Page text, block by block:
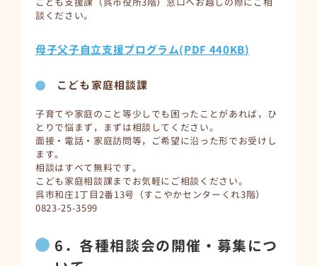
談ください。
母子父子自立支援プログラム(PDF 440KB)
こども家庭相談課
子育てや家庭のこと等少しでも困ったことがあれば，ひ
とりで悩まず，まずは相談してください。
面接・電話・家庭訪問等，ご希望に沿った形でお受けし
ます。
相談はすべて無料です。
こども家庭相談課までお気軽にご相談ください。
呉市和庄1丁目2番13号（すこやかセンターくれ3階）
0823-25-3599
6．各種相談会の開催・募集につ